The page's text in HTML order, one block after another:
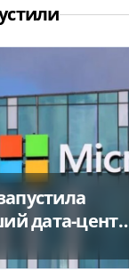
дата-центр